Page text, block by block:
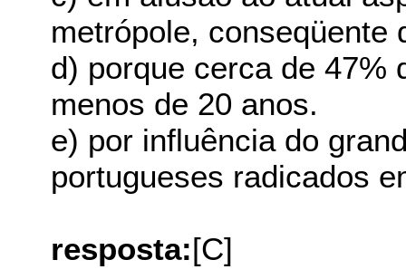
metrópole, conseqüente
d) porque cerca de 47%
menos de 20 anos.
e) por influência do
portugueses radicados
resposta:[C]